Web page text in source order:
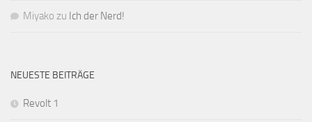
Miyako zu Ich der Nerd!
NEUESTE BEITRÄGE
Revolt 1